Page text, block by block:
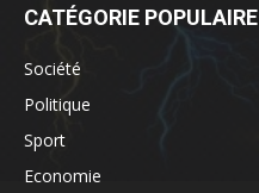
CATÉGORIE POPULAIRE
Société
Politique
Sport
Economie